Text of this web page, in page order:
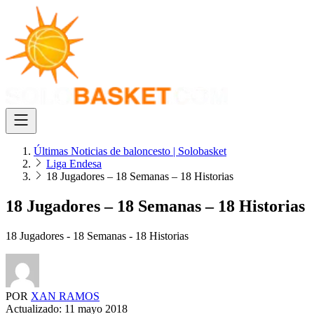
Últimas Noticias de baloncesto | Solobasket
Liga Endesa
18 Jugadores – 18 Semanas – 18 Historias
18 Jugadores – 18 Semanas – 18 Historias
18 Jugadores - 18 Semanas - 18 Historias
POR XAN RAMOS
Actualizado: 11 mayo 2018